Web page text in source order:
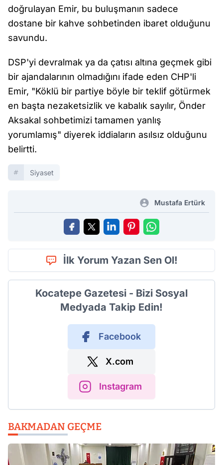
doğrulayan Emir, bu buluşmanın sadece
dostane bir kahve sohbetinden ibaret olduğunu
savundu.
DSP'yi devralmak ya da çatısı altına geçmek gibi
bir ajandalarının olmadığını ifade eden CHP'li
Emir, "Köklü bir partiye böyle bir teklif götürmek
en başta nezaketsizlik ve kabalık sayılır, Önder
Aksakal sohbetimizi tamamen yanlış
yorumlamış" diyerek iddiaların asılsız olduğunu
belirtti.
Siyaset
Mustafa Ertürk
İlk Yorum Yazan Sen Ol!
Kocatepe Gazetesi - Bizi Sosyal
Medyada Takip Edin!
Facebook
X.com
Instagram
BAKMADAN GEÇME